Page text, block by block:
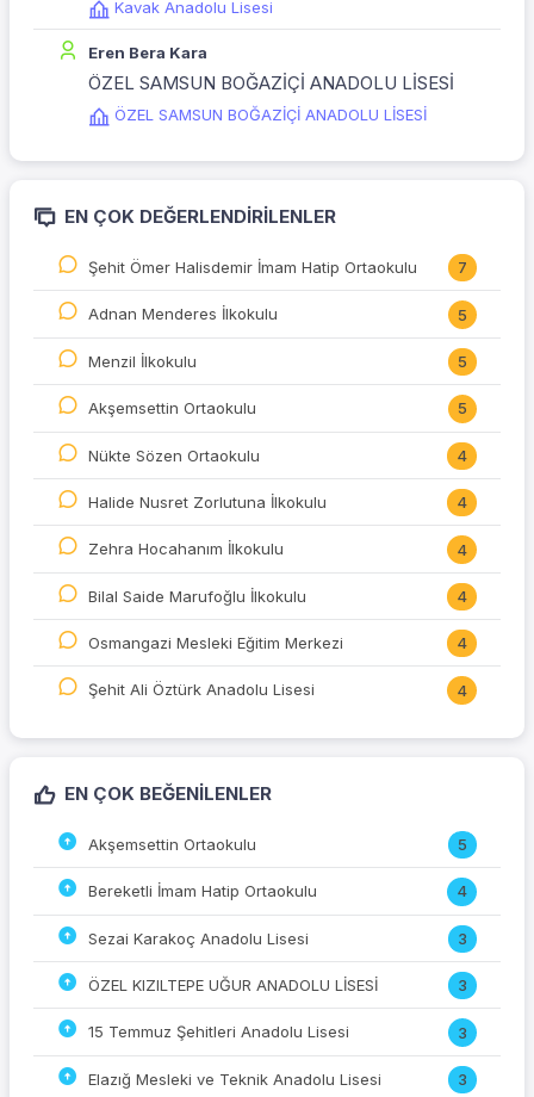
Kavak Anadolu Lisesi
Eren Bera Kara
ÖZEL SAMSUN BOĞAZİÇİ ANADOLU LİSESİ
ÖZEL SAMSUN BOĞAZİÇİ ANADOLU LİSESİ
EN ÇOK DEĞERLENDIRILENLER
Şehit Ömer Halisdemir İmam Hatip Ortaokulu 7
Adnan Menderes İlkokulu 5
Menzil İlkokulu 5
Akşemsettin Ortaokulu 5
Nükte Sözen Ortaokulu 4
Halide Nusret Zorlutuna İlkokulu 4
Zehra Hocahanım İlkokulu 4
Bilal Saide Marufoğlu İlkokulu 4
Osmangazi Mesleki Eğitim Merkezi 4
Şehit Ali Öztürk Anadolu Lisesi 4
EN ÇOK BEĞENILENLER
Akşemsettin Ortaokulu 5
Bereketli İmam Hatip Ortaokulu 4
Sezai Karakoç Anadolu Lisesi 3
ÖZEL KIZILTEPE UĞUR ANADOLU LİSESİ 3
15 Temmuz Şehitleri Anadolu Lisesi 3
Elazığ Mesleki ve Teknik Anadolu Lisesi 3